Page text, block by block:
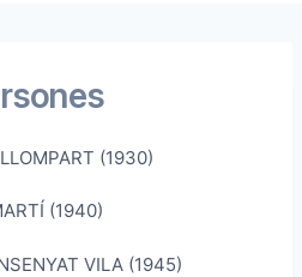
(1930)
(1940)
VILA (1945)